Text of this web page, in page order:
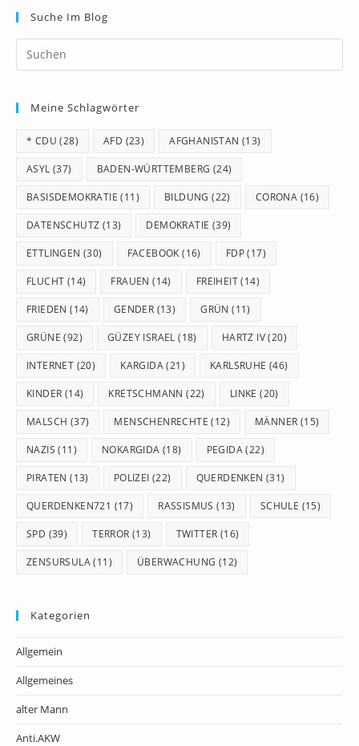
Suche Im Blog
Meine Schlagwörter
* CDU (28) AFD (23) AFGHANISTAN (13)
ASYL (37) BADEN-WÜRTTEMBERG (24)
BASISDEMOKRATIE (11) BILDUNG (22) CORONA (16)
DATENSCHUTZ (13) DEMOKRATIE (39)
ETTLINGEN (30) FACEBOOK (16) FDP(17)
FLUCHT (14) FRAUEN (14) FREIHEIT(14)
FRIEDEN (14) GENDER (13) GRÜN (11)
GRÜNE (92) GÜZEY ISRAEL (18) HARTZ IV(20)
INTERNET (20) KARGIDA(21) KARLSRUHE (46)
KINDER (14) KRETSCHMANN (22) LINKE (20)
MALSCH (37) MENSCHENRECHTE (12) MÄNNER (15)
NAZIS (11) NOKARGIDA (18) PEGIDA(22)
PIRATEN (13) POLIZEI (22) QUERDENKEN (31)
QUERDENKEN721 (17) RASSISMUS (13) SCHULE (15)
SPD (39) TERROR (13) TWITTER (16)
ZENSURSULA(11) ÜBERWACHUNG (12)
Kategorien
Allgemein
Allgemeines
alter Mann
Anti.AKW